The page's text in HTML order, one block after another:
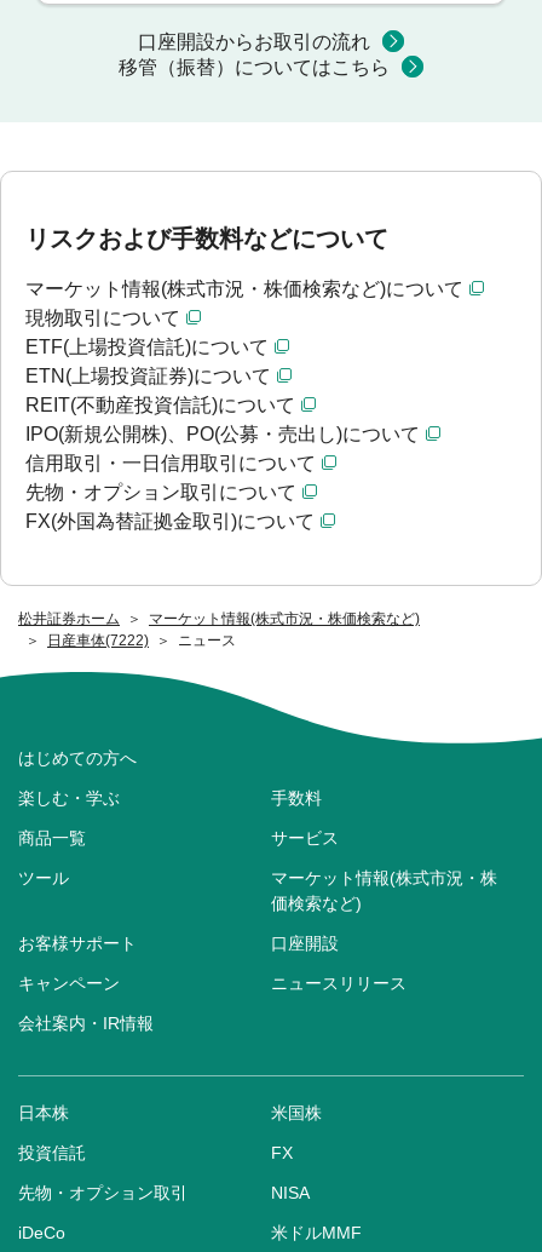
松井証券ホーム
マーケット情報(株式市況・株価検索など)
日産車体(7222)
ニュース
口座開設からお取引の流れ
移管（振替）についてはこちら
リスクおよび手数料などについて
マーケット情報(株式市況・株価検索など)について
現物取引について
ETF(上場投資信託)について
ETN(上場投資証券)について
REIT(不動産投資信託)について
IPO(新規公開株)、PO(公募・売出し)について
信用取引・一日信用取引について
先物・オプション取引について
FX(外国為替証拠金取引)について
はじめての方へ
楽しむ・学ぶ 手数料
商品一覧 サービス
ツール
マーケット情報(株式市況・株
価検索など)
お客様サポート 口座開設
キャンペーン ニュースリリース
会社案内・IR情報
日本株 米国株
投資信託 FX
先物・オプション取引 NISA
iDeCo 米ドルMMF